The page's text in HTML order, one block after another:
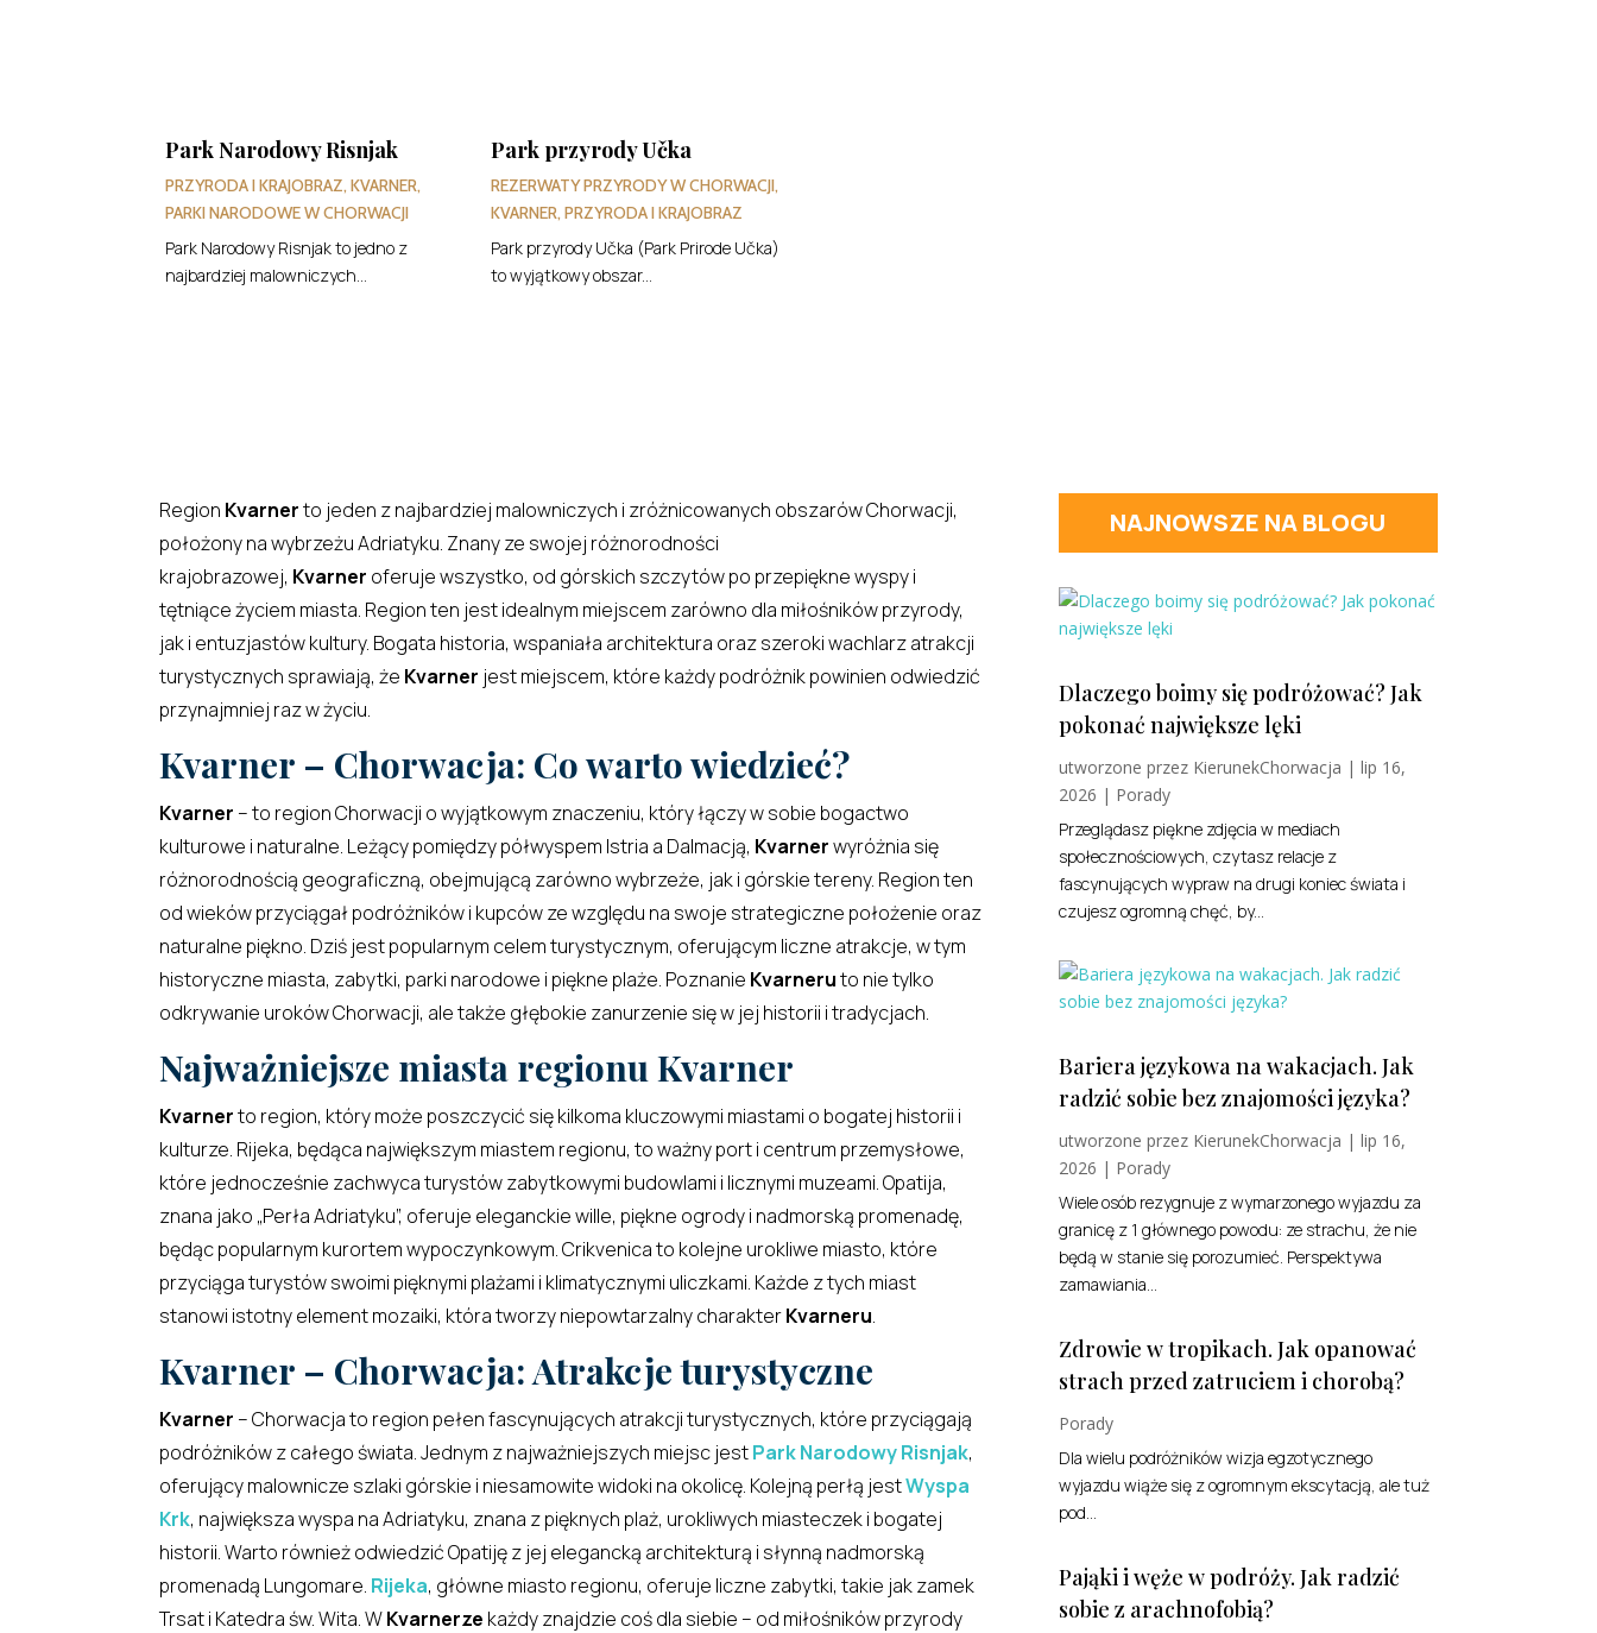
Park Narodowy Risnjak
PRZYRODA I KRAJOBRAZ,KVARNER,
PARKI NARODOWE W CHORWACJI
Park Narodowy Risnjak to jedno z
najbardziej malowniczych...
Park przyrody Učka
REZERWATY PRZYRODY W CHORWACJI,
KVARNER,PRZYRODA I KRAJOBRAZ
Park przyrody Učka (Park Prirode Učka)
to wyjątkowy obszar...
Region Kvarnerto jeden z najbardziej malowniczych i zróżnicowanych obszarów Chorwacji,
położony na wybrzeżu Adriatyku. Znany ze swojej różnorodności
krajobrazowej, Kvarner oferuje wszystko, od górskich szczytów po przepiękne wyspy i
tętniące życiem miasta. Region ten jest idealnym miejscem zarówno dla miłośników przyrody,
jak i entuzjastów kultury. Bogata historia, wspaniała architektura oraz szeroki wachlarz atrakcji
turystycznych sprawiają, że Kvarner jest miejscem, które każdy podróżnik powinien odwiedzić
przynajmniej raz w życiu.
Kvarner – Chorwacja: Co warto wiedzieć?
Kvarner – to region Chorwacji o wyjątkowym znaczeniu, który łączy w sobie bogactwo
kulturowe i naturalne. Leżący pomiędzy półwyspem Istria a Dalmacją, Kvarnerwyróżnia się
różnorodnością geograficzną, obejmującą zarówno wybrzeże, jak i górskie tereny. Region ten
od wieków przyciągał podróżników i kupców ze względu na swoje strategiczne położenie oraz
naturalne piękno. Dziś jest popularnym celem turystycznym, oferującym liczne atrakcje, w tym
historyczne miasta, zabytki, parki narodowe i piękne plaże. Poznanie Kvarneruto nie tylko
odkrywanie uroków Chorwacji, ale także głębokie zanurzenie się w jej historii i tradycjach.
Najważniejsze miasta regionu Kvarner
Kvarnerto region, który może poszczycić się kilkoma kluczowymi miastami o bogatej historii i
kulturze. Rijeka, będąca największym miastem regionu, to ważny port i centrum przemysłowe,
które jednocześnie zachwyca turystów zabytkowymi budowlami i licznymi muzeami. Opatija,
znana jako „Perła Adriatyku”, oferuje eleganckie wille, piękne ogrody i nadmorską promenadę,
będąc popularnym kurortem wypoczynkowym. Crikvenica to kolejne urokliwe miasto, które
przyciąga turystów swoimi pięknymi plażami i klimatycznymi uliczkami. Każde z tych miast
stanowi istotny element mozaiki, która tworzy niepowtarzalny charakterKvarneru.
Kvarner – Chorwacja: Atrakcje turystyczne
Kvarner – Chorwacja to region pełen fascynujących atrakcji turystycznych, które przyciągają
podróżników z całego świata. Jednym z najważniejszych miejsc jestPark Narodowy Risnjak,
oferujący malownicze szlaki górskie i niesamowite widoki na okolicę. Kolejną perłą jestWyspa
Krk, największa wyspa na Adriatyku, znana z pięknych plaż, urokliwych miasteczek i bogatej
historii. Warto również odwiedzić Opatiję z jej elegancką architekturą i słynną nadmorską
promenadą Lungomare. Rijeka, główne miasto regionu, oferuje liczne zabytki, takie jak zamek
Trsat i Katedra św. Wita. WKvarnerze każdy znajdzie coś dla siebie – od miłośników przyrody
NAJNOWSZE NA BLOGU
Dlaczego boimy się podróżować? Jak
pokonać największe lęki
utworzone przez KierunekChorwacja | lip 16,
2026 | Porady
Przeglądasz piękne zdjęcia w mediach
społecznościowych, czytasz relacje z
fascynujących wypraw na drugi koniec świata i
czujesz ogromną chęć, by...
Bariera językowa na wakacjach. Jak
radzić sobie bez znajomości języka?
utworzone przez KierunekChorwacja | lip 16,
2026 | Porady
Wiele osób rezygnuje z wymarzonego wyjazdu za
granicę z 1 głównego powodu: ze strachu, że nie
będą w stanie się porozumieć. Perspektywa
zamawiania...
Zdrowie w tropikach. Jak opanować
strach przed zatruciem i chorobą?
Porady
Dla wielu podróżników wizja egzotycznego
wyjazdu wiąże się z ogromnym ekscytacją, ale tuż
pod...
Pająki i węże w podróży. Jak radzić
sobie z arachnofobią?